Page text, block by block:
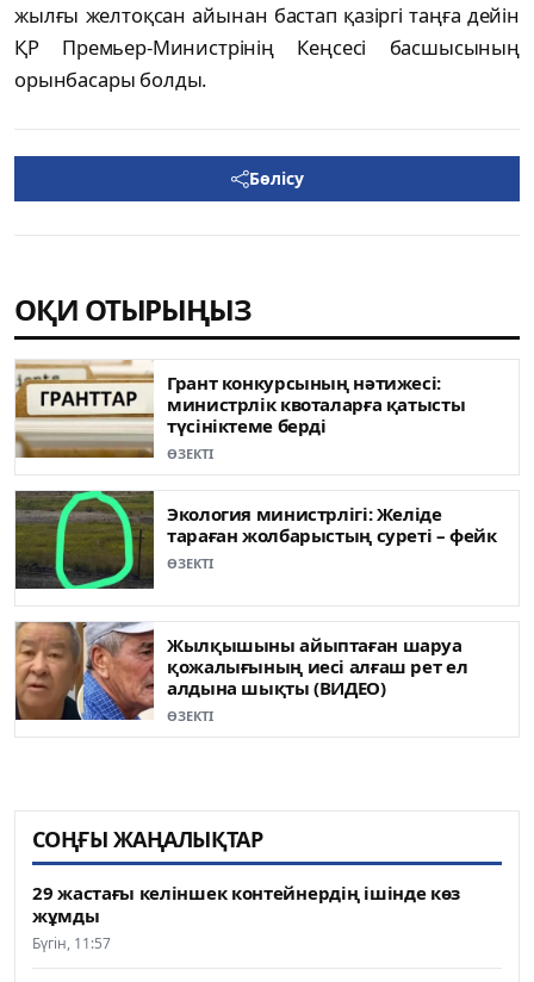
жылғы желтоқсан айынан бастап қазіргі таңға дейін
ҚР Премьер-Министрінің Кеңсесі басшысының
орынбасары болды.
Бөлісу
ОҚИ ОТЫРЫҢЫЗ
Грант конкурсының нәтижесі:
министрлік квоталарға қатысты
түсініктеме берді
ӨЗЕКТІ
Экология министрлігі: Желіде
тараған жолбарыстың суреті – фейк
ӨЗЕКТІ
Жылқышыны айыптаған шаруа
қожалығының иесі алғаш рет ел
алдына шықты (ВИДЕО)
ӨЗЕКТІ
СОҢҒЫ ЖАҢАЛЫҚТАР
29 жастағы келіншек контейнердің ішінде көз
жұмды
Бүгін, 11:57